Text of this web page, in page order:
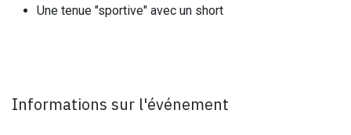
Une tenue "sportive" avec un short
Informations sur l'événement